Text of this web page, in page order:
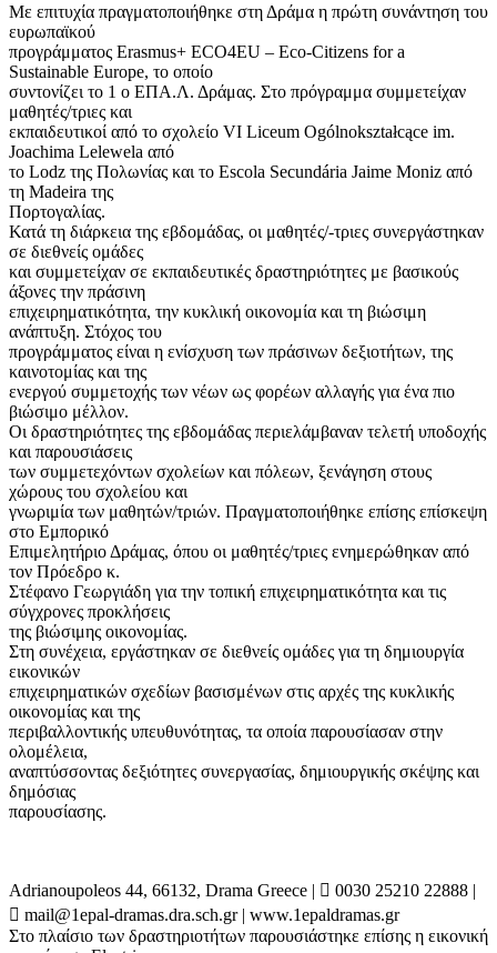
Με επιτυχία πραγματοποιήθηκε στη Δράμα η πρώτη συνάντηση του
ευρωπαϊκού
προγράμματος Erasmus+ ECO4EU – Eco-Citizens for a
Sustainable Europe, το οποίο
συντονίζει το 1 ο ΕΠΑ.Λ. Δράμας. Στο πρόγραμμα συμμετείχαν
μαθητές/τριες και
εκπαιδευτικοί από το σχολείο VI Liceum Ogólnokształcące im.
Joachima Lelewela από
το Lodz της Πολωνίας και το Escola Secundária Jaime Moniz από
τη Madeira της
Πορτογαλίας.
Κατά τη διάρκεια της εβδομάδας, οι μαθητές/-τριες συνεργάστηκαν
σε διεθνείς ομάδες
και συμμετείχαν σε εκπαιδευτικές δραστηριότητες με βασικούς
άξονες την πράσινη
επιχειρηματικότητα, την κυκλική οικονομία και τη βιώσιμη
ανάπτυξη. Στόχος του
προγράμματος είναι η ενίσχυση των πράσινων δεξιοτήτων, της
καινοτομίας και της
ενεργού συμμετοχής των νέων ως φορέων αλλαγής για ένα πιο
βιώσιμο μέλλον.
Οι δραστηριότητες της εβδομάδας περιελάμβαναν τελετή υποδοχής
και παρουσιάσεις
των συμμετεχόντων σχολείων και πόλεων, ξενάγηση στους
χώρους του σχολείου και
γνωριμία των μαθητών/τριών. Πραγματοποιήθηκε επίσης επίσκεψη
στο Εμπορικό
Επιμελητήριο Δράμας, όπου οι μαθητές/τριες ενημερώθηκαν από
τον Πρόεδρο κ.
Στέφανο Γεωργιάδη για την τοπική επιχειρηματικότητα και τις
σύγχρονες προκλήσεις
της βιώσιμης οικονομίας.
Στη συνέχεια, εργάστηκαν σε διεθνείς ομάδες για τη δημιουργία
εικονικών
επιχειρηματικών σχεδίων βασισμένων στις αρχές της κυκλικής
οικονομίας και της
περιβαλλοντικής υπευθυνότητας, τα οποία παρουσίασαν στην
ολομέλεια,
αναπτύσσοντας δεξιότητες συνεργασίας, δημιουργικής σκέψης και
δημόσιας
παρουσίασης.
Adrianoupoleos 44, 66132, Drama Greece |  0030 25210 22888 |
 mail@1epal-dramas.dra.sch.gr | www.1epaldramas.gr
Στο πλαίσιο των δραστηριοτήτων παρουσιάστηκε επίσης η εικονική